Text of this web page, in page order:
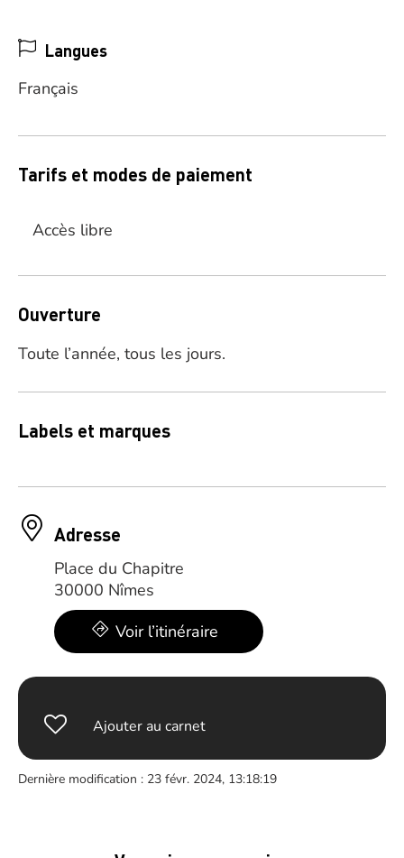
Langues
Français
Tarifs et modes de paiement
Accès libre
Ouverture
Toute l’année, tous les jours.
Labels et marques
Adresse
Place du Chapitre
30000 Nîmes
Voir l’itinéraire
Ajouter au carnet
Dernière modification : 23 févr. 2024, 13:18:19